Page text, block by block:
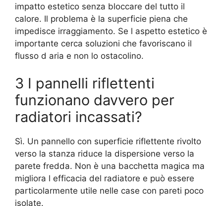
impatto estetico senza bloccare del tutto il
calore. Il problema è la superficie piena che
impedisce irraggiamento. Se l aspetto estetico è
importante cerca soluzioni che favoriscano il
flusso d aria e non lo ostacolino.
3 I pannelli riflettenti
funzionano davvero per
radiatori incassati?
Sì. Un pannello con superficie riflettente rivolto
verso la stanza riduce la dispersione verso la
parete fredda. Non è una bacchetta magica ma
migliora l efficacia del radiatore e può essere
particolarmente utile nelle case con pareti poco
isolate.